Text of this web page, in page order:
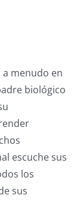
menudo en
biológico
escuche sus
los
sus